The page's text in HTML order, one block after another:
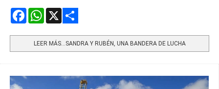
FacebookWhatsApp
LEER MÁS…SANDRA Y RUBÉN, UNA BANDERA DE LUCHA